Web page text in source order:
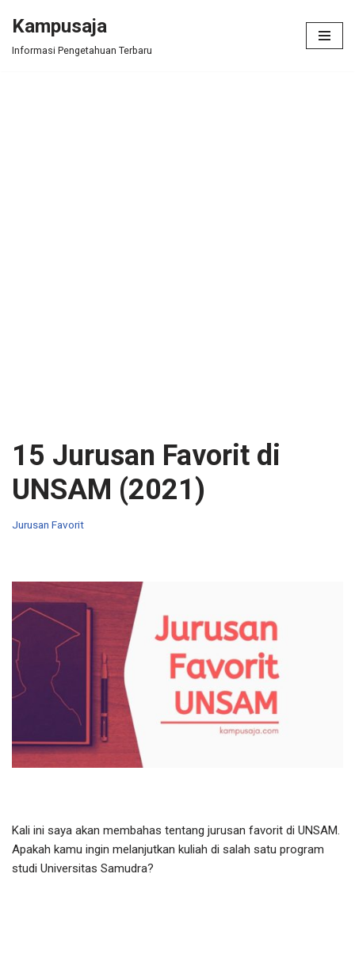
Skip
Kampusaja
Informasi Pengetahuan Terbaru
15 Jurusan Favorit di
UNSAM (2021)
Jurusan Favorit
Kali ini saya akan membahas tentang jurusan favorit di UNSAM.
Apakah kamu ingin melanjutkan kuliah di salah satu program
studi Universitas Samudra?